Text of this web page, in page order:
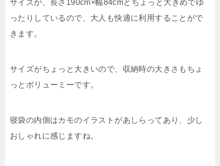
サイズが、長さ190cm×幅84cmとちょっと大きめでゆ
ったりしているので、大人も快適に利用することがで
きます。
サイズがちょっと大きいので、収納時の大きさもちょ
っとボリューミーです。
寝袋の内側はカモのイラストがあしらってあり、少し
おしゃれに感じますね。